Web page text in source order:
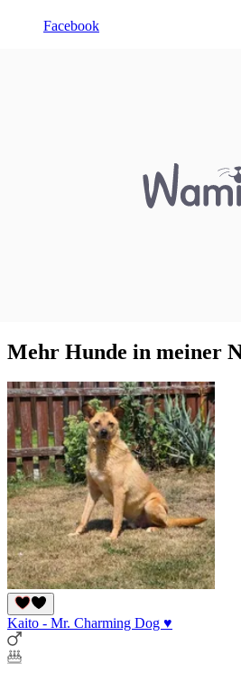
Facebook
Mehr Hunde in meiner
Kaito - Mr. Charming Dog ♥